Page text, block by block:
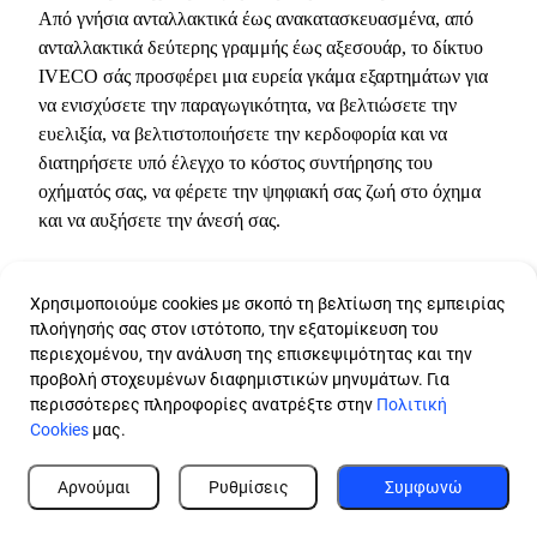
Από γνήσια ανταλλακτικά έως ανακατασκευασμένα, από
ανταλλακτικά δεύτερης γραμμής έως αξεσουάρ, το δίκτυο
IVECO σάς προσφέρει μια ευρεία γκάμα εξαρτημάτων για
να ενισχύσετε την παραγωγικότητα, να βελτιώσετε την
ευελιξία, να βελτιστοποιήσετε την κερδοφορία και να
διατηρήσετε υπό έλεγχο το κόστος συντήρησης του
οχήματός σας, να φέρετε την ψηφιακή σας ζωή στο όχημα
και να αυξήσετε την άνεσή σας.
Ανακαλύψτε περισσότερα
Χρησιμοποιούμε cookies με σκοπό τη βελτίωση της εμπειρίας
πλοήγησής σας στον ιστότοπο, την εξατομίκευση του
περιεχομένου, την ανάλυση της επισκεψιμότητας και την
προβολή στοχευμένων διαφημιστικών μηνυμάτων. Για
περισσότερες πληροφορίες ανατρέξτε στην Πολιτική
Cookies μας.
Συμφωνώ
Ρυθμίσεις
Αρνούμαι